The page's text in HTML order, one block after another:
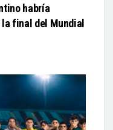
habría
final del Mundial